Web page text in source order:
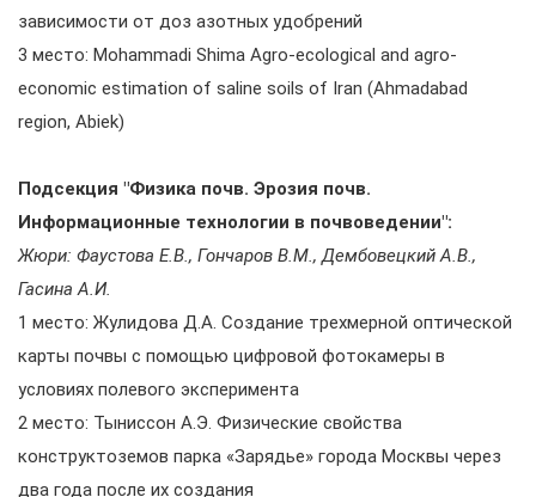
зависимости от доз азотных удобрений
3 место: Mohammadi Shima Agro-ecological and agro-
economic estimation of saline soils of Iran (Ahmadabad
region, Abiek)
Подсекция "Физика почв. Эрозия почв.
Информационные технологии в почвоведении":
Жюри: Фаустова Е.В., Гончаров В.М., Дембовецкий А.В.,
Гасина А.И.
1 место: Жулидова Д.А. Создание трехмерной оптической
карты почвы с помощью цифровой фотокамеры в
условиях полевого эксперимента
2 место: Тыниссон А.Э. Физические свойства
конструктоземов парка «Зарядье» города Москвы через
два года после их создания